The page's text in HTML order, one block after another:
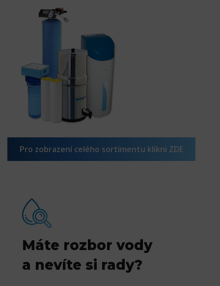
Pro zobrazení celého sortimentu klikni ZDE
Máte rozbor vody
a nevíte si rady?